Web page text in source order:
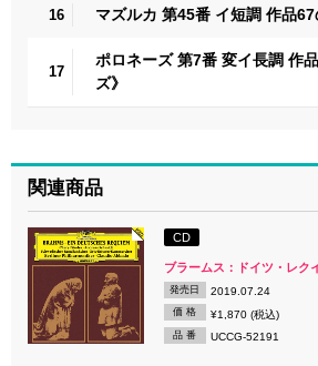
16 マズルカ 第45番 イ短調 作品67
17
ポロネーズ 第7番 変イ長調 作
ズ》
関連商品
CD
ブラームス：ドイツ・レク
発売日 2019.07.24
価 格 ¥1,870 (税込)
品 番 UCCG-52191